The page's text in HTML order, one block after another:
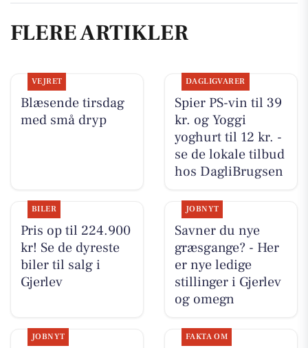
FLERE ARTIKLER
VEJRET
Blæsende tirsdag
med små dryp
DAGLIGVARER
Spier PS-vin til 39
kr. og Yoggi
yoghurt til 12 kr. -
se de lokale tilbud
hos DagliBrugsen
BILER
Pris op til 224.900
kr! Se de dyreste
biler til salg i
Gjerlev
JOBNYT
Savner du nye
græsgange? - Her
er nye ledige
stillinger i Gjerlev
og omegn
JOBNYT FAKTA OM